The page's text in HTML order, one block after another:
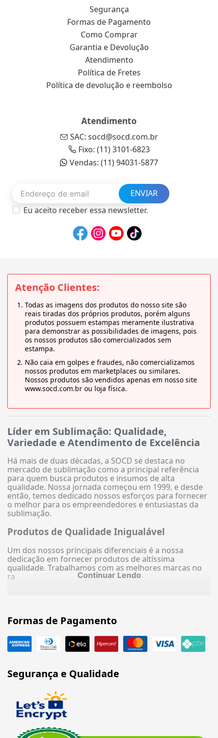
Segurança
Formas de Pagamento
Como Comprar
Garantia e Devolução
Atendimento
Política de Fretes
Política de devolução e reembolso
Atendimento
SAC: socd@socd.com.br
Fixo: (11) 3101-6823
Vendas: (11) 94031-5877
ENVIAR
Eu aceito receber essa newsletter.
Atenção Clientes:
Todas as imagens dos produtos do nosso site são
reais tiradas dos próprios produtos, porém alguns
produtos possuem estampas meramente ilustrativa
para demonstrar as possibilidades de imagens, pois
os nossos produtos são comercializados sem
estampa.
Não caia em golpes e fraudes, não comercializamos
nossos produtos em marketplaces ou similares.
Nossos produtos são vendidos apenas em nosso site
www.socd.com.br ou loja física.
Líder em Sublimação: Qualidade,
Variedade e Atendimento de Excelência
Há mais de duas décadas, a SOCD se destaca no
mercado de sublimação como a principal referência
para quem busca produtos e insumos de alta
qualidade. Nossa jornada começou em 1999, e desde
então, temos dedicado nossos esforços para fornecer
o melhor para os empreendedores e entusiastas da
sublimação.
Produtos de Qualidade Inigualável
Um dos nossos principais diferenciais é a nossa
dedicação em fornecer produtos de altíssima
qualidade. Trabalhamos com as melhores marcas no
ra
Continuar Lendo
Formas de Pagamento
Segurança e Qualidade